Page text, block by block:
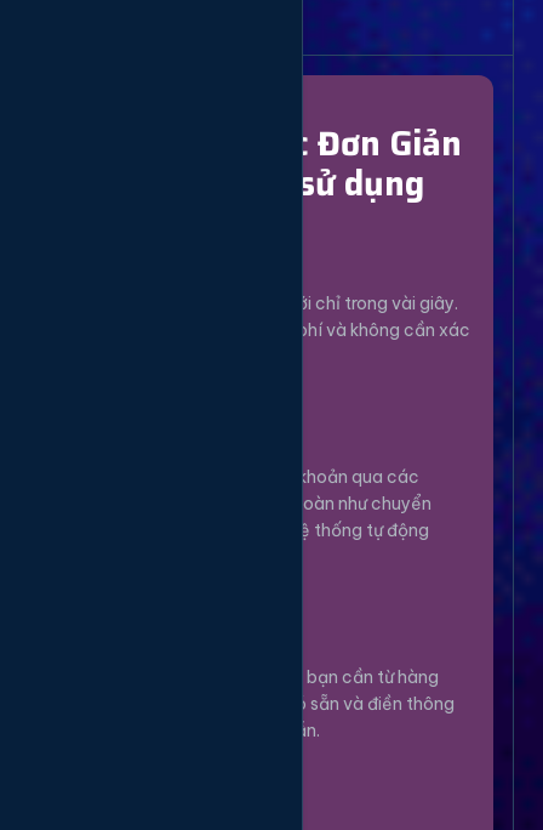
Chỉ Với 4 Bước Đơn Giản
để bắt đầu sử dụng
Tạo tài khoản mới chỉ trong vài giây.
Hoàn toàn miễn phí và không cần xác
Nạp tiền vào tài khoản qua các
phương thức an toàn như chuyển
khoản, Momo... Hệ thống tự động
Lựa chọn dịch vụ bạn cần từ hàng
ngàn tùy chọn có sẵn và điền thông
tin theo hướng dẫn.